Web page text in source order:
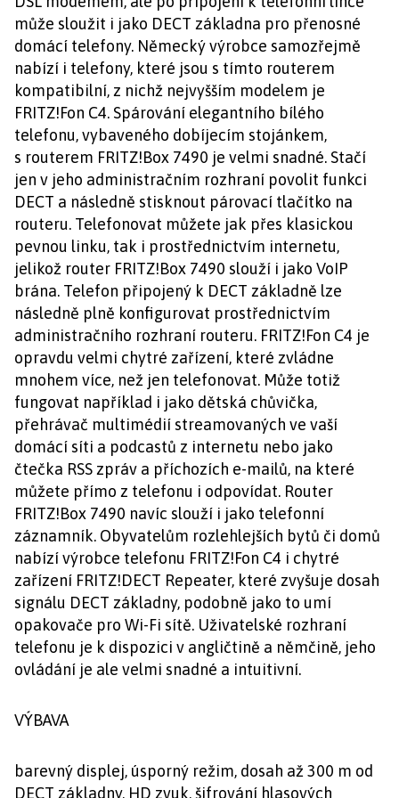
může sloužit i jako DECT základna pro přenosné
domácí telefony. Německý výrobce samozřejmě
nabízí i telefony, které jsou s tímto routerem
kompatibilní, z nichž nejvyšším modelem je
FRITZ!Fon C4. Spárování elegantního bílého
telefonu, vybaveného dobíjecím stojánkem,
s routerem FRITZ!Box 7490 je velmi snadné. Stačí
jen v jeho administračním rozhraní povolit funkci
DECT a následně stisknout párovací tlačítko na
routeru. Telefonovat můžete jak přes klasickou
pevnou linku, tak i prostřednictvím internetu,
jelikož router FRITZ!Box 7490 slouží i jako VoIP
brána. Telefon připojený k DECT základně lze
následně plně konfigurovat prostřednictvím
administračního rozhraní routeru. FRITZ!Fon C4 je
opravdu velmi chytré zařízení, které zvládne
mnohem více, než jen telefonovat. Může totiž
fungovat například i jako dětská chůvička,
přehrávač multimédií streamovaných ve vaší
domácí síti a podcastů z internetu nebo jako
čtečka RSS zpráv a příchozích e-mailů, na které
můžete přímo z telefonu i odpovídat. Router
FRITZ!Box 7490 navíc slouží i jako telefonní
záznamník. Obyvatelům rozlehlejších bytů či domů
nabízí výrobce telefonu FRITZ!Fon C4 i chytré
zařízení FRITZ!DECT Repeater, které zvyšuje dosah
signálu DECT základny, podobně jako to umí
opakovače pro Wi-Fi sítě. Uživatelské rozhraní
telefonu je k dispozici v angličtině a němčině, jeho
ovládání je ale velmi snadné a intuitivní.
VÝBAVA
barevný displej, úsporný režim, dosah až 300 m od
DECT základny, HD zvuk, šifrování hlasových